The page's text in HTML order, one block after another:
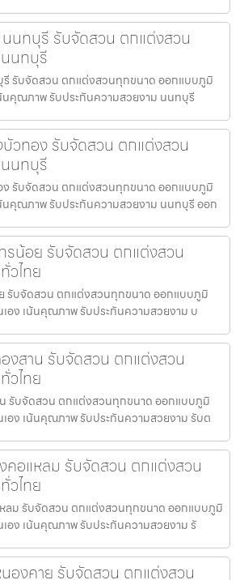
นทบุรี รับจัดสวน ตกแต่งสวน
นทบุรี
รับจัดสวน ตกแต่งสวนทุกขนาด ออกแบบภูมิ
นคุณภาพ รับประกันความสวยงาม นนทบุรี
วทอง รับจัดสวน ตกแต่งสวน
นทบุรี
รับจัดสวน ตกแต่งสวนทุกขนาด ออกแบบภูมิ
นคุณภาพ รับประกันความสวยงาม นนทบุรี ออก
รน้อย รับจัดสวน ตกแต่งสวน
ไทย
รับจัดสวน ตกแต่งสวนทุกขนาด ออกแบบภูมิ
อง เน้นคุณภาพ รับประกันความสวยงาม บ
งสาน รับจัดสวน ตกแต่งสวน
ไทย
รับจัดสวน ตกแต่งสวนทุกขนาด ออกแบบภูมิ
อง เน้นคุณภาพ รับประกันความสวยงาม รับต
คอแหลม รับจัดสวน ตกแต่งสวน
ไทย
ลม รับจัดสวน ตกแต่งสวนทุกขนาด ออกแบบภูมิ
อง เน้นคุณภาพ รับประกันความสวยงาม รั
องคาย รับจัดสวน ตกแต่งสวน